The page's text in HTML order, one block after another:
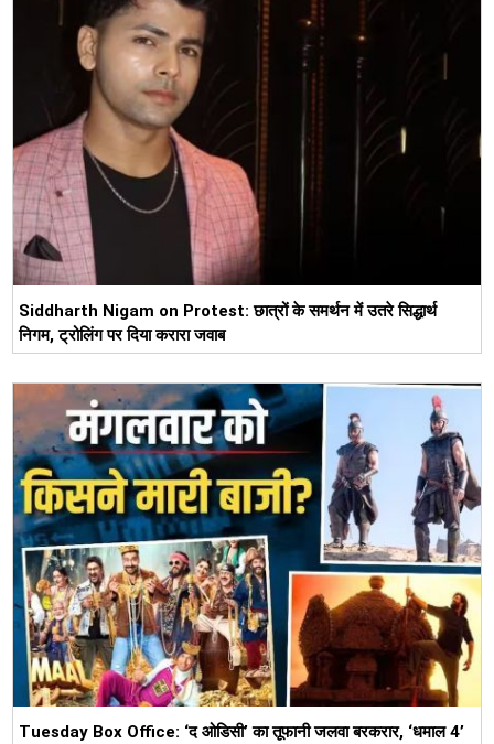
Siddharth Nigam on Protest: छात्रों के समर्थन में उतरे सिद्धार्थ
निगम, ट्रोलिंग पर दिया करारा जवाब
Tuesday Box Office: ‘द ओडिसी’ का तूफानी जलवा बरकरार, ‘धमाल 4’